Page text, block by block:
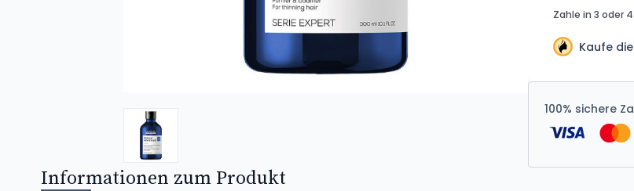
Kaufe
100% sichere
Informationen zum Produkt